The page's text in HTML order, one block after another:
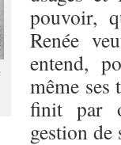
pouvoir,
Renée
entend,
même ses
finit par
gestion de